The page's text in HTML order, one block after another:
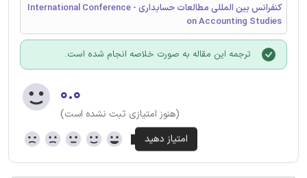
کنفرانس بین المللی مطالعات حسابداری - International Conference
on Accounting Studies
ترجمه این مقاله به صورت خلاصه انجام شده است.
۰.۰
(هنوز امتیازی ثبت نشده است)